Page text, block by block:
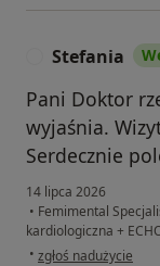
Stefania
Pani Doktor
wyjaśnia.
Serdecznie
14 lipca 2026
• Femimental
kardiologiczna +
• w opinii użytkownika
zgłoś nadużycie